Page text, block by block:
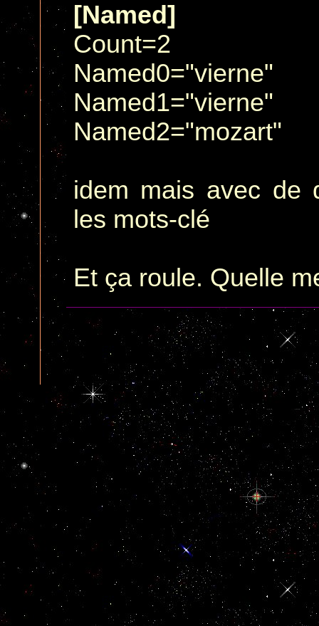
[Named]
Count=2
Named0="vierne"
Named1="vierne"
Named2="mozart"
idem mais avec de
les mots-clé
Et ça roule. Quelle